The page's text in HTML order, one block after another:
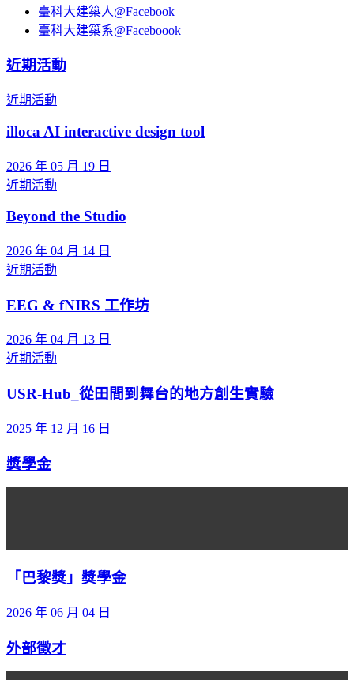
臺科大建築人@Facebook
臺科大建築系@Faceboook
近期活動
近期活動
illoca AI interactive design tool
2026 年 05 月 19 日
近期活動
Beyond the Studio
2026 年 04 月 14 日
近期活動
EEG & fNIRS 工作坊
2026 年 04 月 13 日
近期活動
USR-Hub_從田間到舞台的地方創生實驗
2025 年 12 月 16 日
獎學金
「巴黎獎」獎學金
2026 年 06 月 04 日
外部徵才